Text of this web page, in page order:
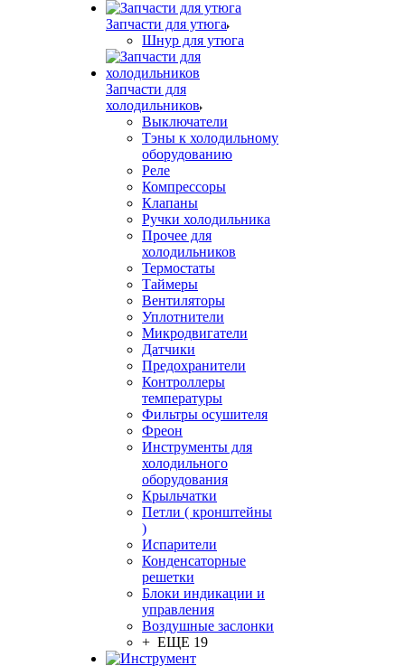
Запчасти для утюга
Шнур для утюга
Запчасти для
холодильников
Выключатели
Тэны к холодильному
оборудованию
Реле
Компрессоры
Клапаны
Ручки холодильника
Прочее для
холодильников
Термостаты
Таймеры
Вентиляторы
Уплотнители
Микродвигатели
Датчики
Предохранители
Контроллеры
температуры
Фильтры осушителя
Фреон
Инструменты для
холодильного
оборудования
Крыльчатки
Петли ( кронштейны
)
Испарители
Конденсаторные
решетки
Блоки индикации и
управления
Воздушные заслонки
+ ЕЩЕ 19